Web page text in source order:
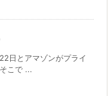
日とアマゾンがプライ
こで ...